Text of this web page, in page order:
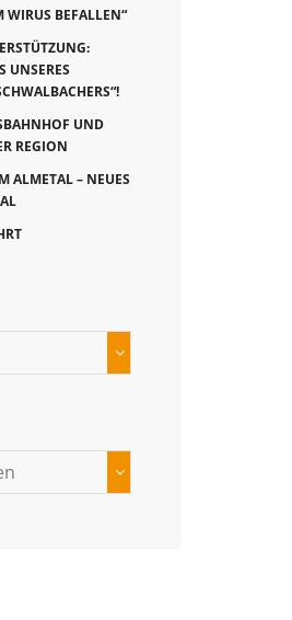
WIRUS BEFALLEN“
UNSERES
UND
REGION
ALMETAL – NEUES